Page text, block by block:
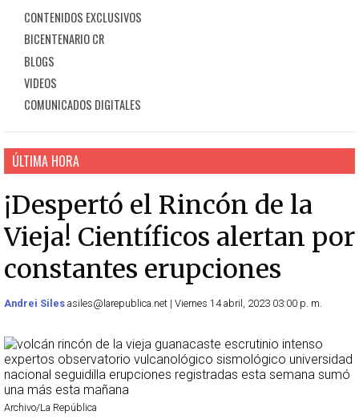
CONTENIDOS EXCLUSIVOS
BICENTENARIO CR
BLOGS
VIDEOS
COMUNICADOS DIGITALES
ÚLTIMA HORA
¡Despertó el Rincón de la
Vieja! Científicos alertan por
constantes erupciones
Andrei Siles asiles@larepublica.net | Viernes 14 abril, 2023 03:00 p. m.
Archivo/La República